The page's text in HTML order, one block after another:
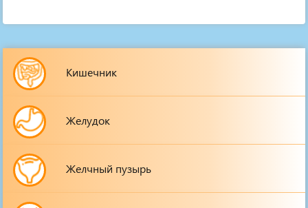
Кишечник
Желудок
Желчный пузырь